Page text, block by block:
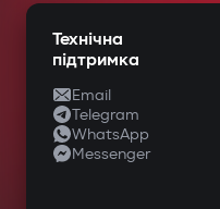
Технічна
підтримка
Email
Telegram
WhatsApp
Messenger